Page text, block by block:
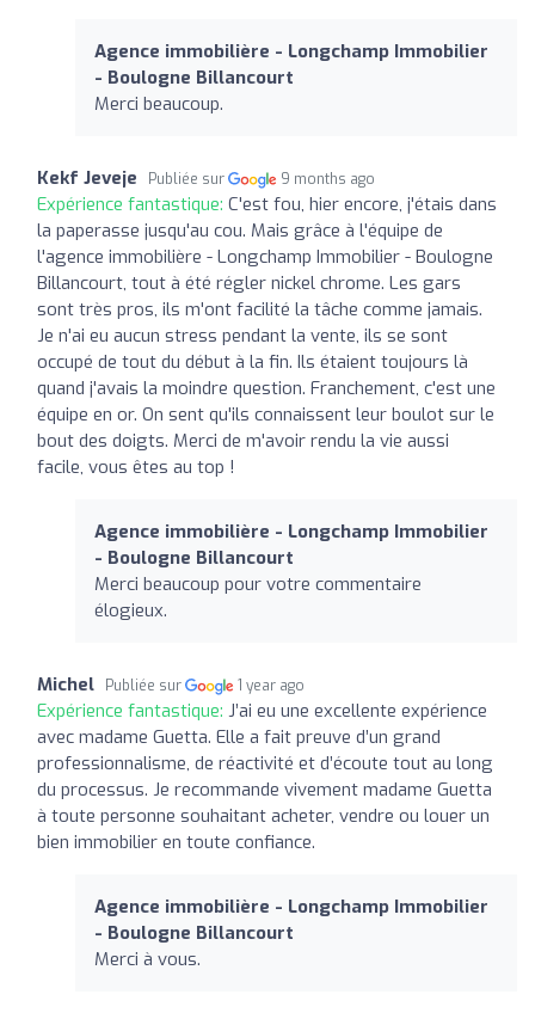
Agence immobilière - Longchamp Immobilier
- Boulogne Billancourt
Merci beaucoup.
Kekf Jeveje Publiée sur 9 months ago
Expérience fantastique: C'est fou, hier encore, j'étais dans
la paperasse jusqu'au cou. Mais grâce à l'équipe de
l'agence immobilière - Longchamp Immobilier - Boulogne
Billancourt, tout à été régler nickel chrome. Les gars
sont très pros, ils m'ont facilité la tâche comme jamais.
Je n'ai eu aucun stress pendant la vente, ils se sont
occupé de tout du début à la fin. Ils étaient toujours là
quand j'avais la moindre question. Franchement, c'est une
équipe en or. On sent qu'ils connaissent leur boulot sur le
bout des doigts. Merci de m'avoir rendu la vie aussi
facile, vous êtes au top !
Agence immobilière - Longchamp Immobilier
- Boulogne Billancourt
Merci beaucoup pour votre commentaire
élogieux.
Michel Publiée sur 1 year ago
Expérience fantastique: J’ai eu une excellente expérience
avec madame Guetta. Elle a fait preuve d’un grand
professionnalisme, de réactivité et d’écoute tout au long
du processus. Je recommande vivement madame Guetta
à toute personne souhaitant acheter, vendre ou louer un
bien immobilier en toute confiance.
Agence immobilière - Longchamp Immobilier
- Boulogne Billancourt
Merci à vous.